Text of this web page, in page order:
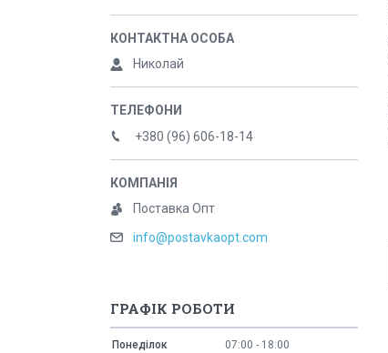
Николай
+380 (96) 606-18-14
Поставка Опт
info@postavkaopt.com
ГРАФІК РОБОТИ
Понеділок 07:00 18:00